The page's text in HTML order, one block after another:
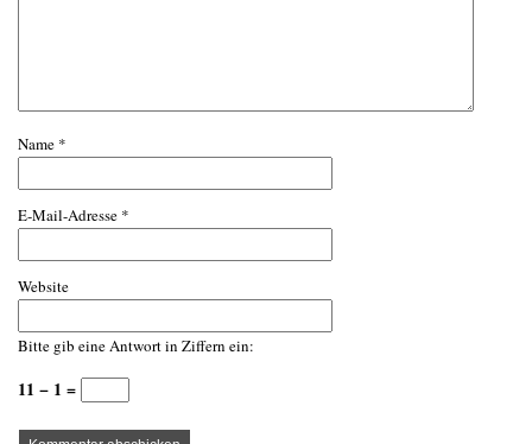
Name *
E-Mail-Adresse *
Website
Bitte gib eine Antwort in Ziffern ein:
11 − 1 =